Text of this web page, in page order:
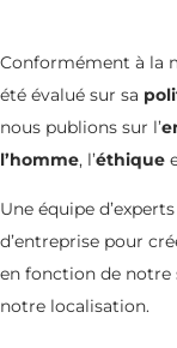
Conformément à la
été évalué sur sa
nous publions sur l’
l’homme, l’éthique
Une équipe
d’entreprise pour
en fonction de notre
notre localisation.